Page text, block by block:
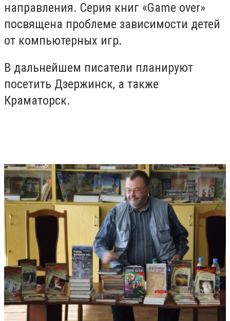
направления. Серия книг «Game over»
посвящена проблеме зависимости детей
от компьютерных игр.
В дальнейшем писатели планируют
посетить Дзержинск, а также
Краматорск.